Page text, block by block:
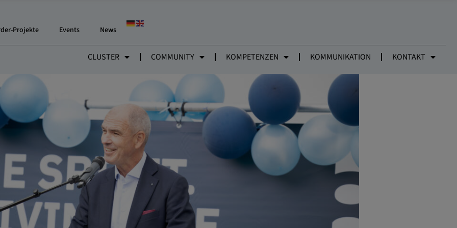
Projekte Events News
CLUSTER COMMUNITY KOMPETENZEN KOMMUNIKATION KONTAKT
WIRTSCHAFT